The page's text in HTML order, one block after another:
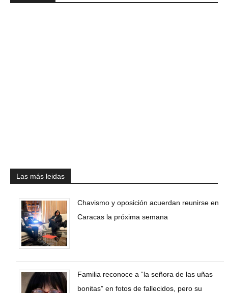
Las más leidas
Chavismo y oposición acuerdan reunirse en
Caracas la próxima semana
Familia reconoce a “la señora de las uñas
bonitas” en fotos de fallecidos, pero su